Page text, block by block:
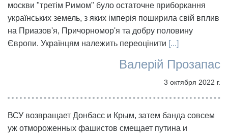
москви "третім Римом" було остаточне приборкання
українських земель, з яких імперія поширила свій вплив
на Приазов'я, Причорномор'я та добру половину
Європи. Українцям належить переоцінити [...]
Валерій Прозапас
3 октября 2022 г.
ВСУ возвращает Донбасс и Крым, затем банда совсем
уж отмороженных фашистов смещает путина и